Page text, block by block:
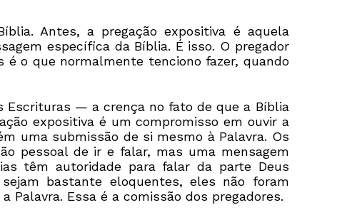
Antes, a pregação expositiva é aquela
específica da Bíblia. É isso. O pregador
é o que normalmente tenciono fazer, quando
Escrituras — a crença no fato de que a Bíblia
expositiva é um compromisso em ouvir a
uma submissão de si mesmo à Palavra. Os
pessoal de ir e falar, mas uma mensagem
têm autoridade para falar da parte Deus
bastante eloquentes, eles não foram
Palavra. Essa é a comissão dos pregadores.